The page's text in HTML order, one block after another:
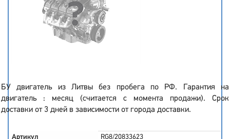
БУ двигатель из Литвы без пробега по РФ. Гарантия на
двигатель : месяц (считается с момента продажи). Срок
доставки от 3 дней в зависимости от города доставки.
Артикул RG8/20833623